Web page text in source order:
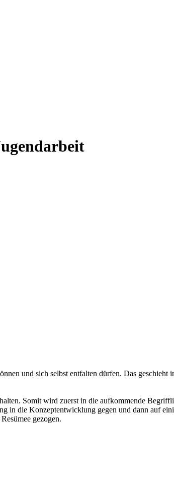
und sich selbst entfalten dürfen. Das geschieht
Somit wird zuerst in die aufkommende
in die Konzeptentwicklung gegen und dann auf
gezogen.